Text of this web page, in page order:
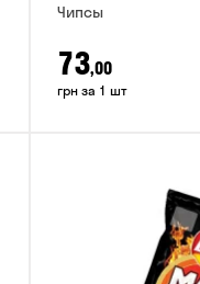
Чипсы
73,00
грн за 1 шт